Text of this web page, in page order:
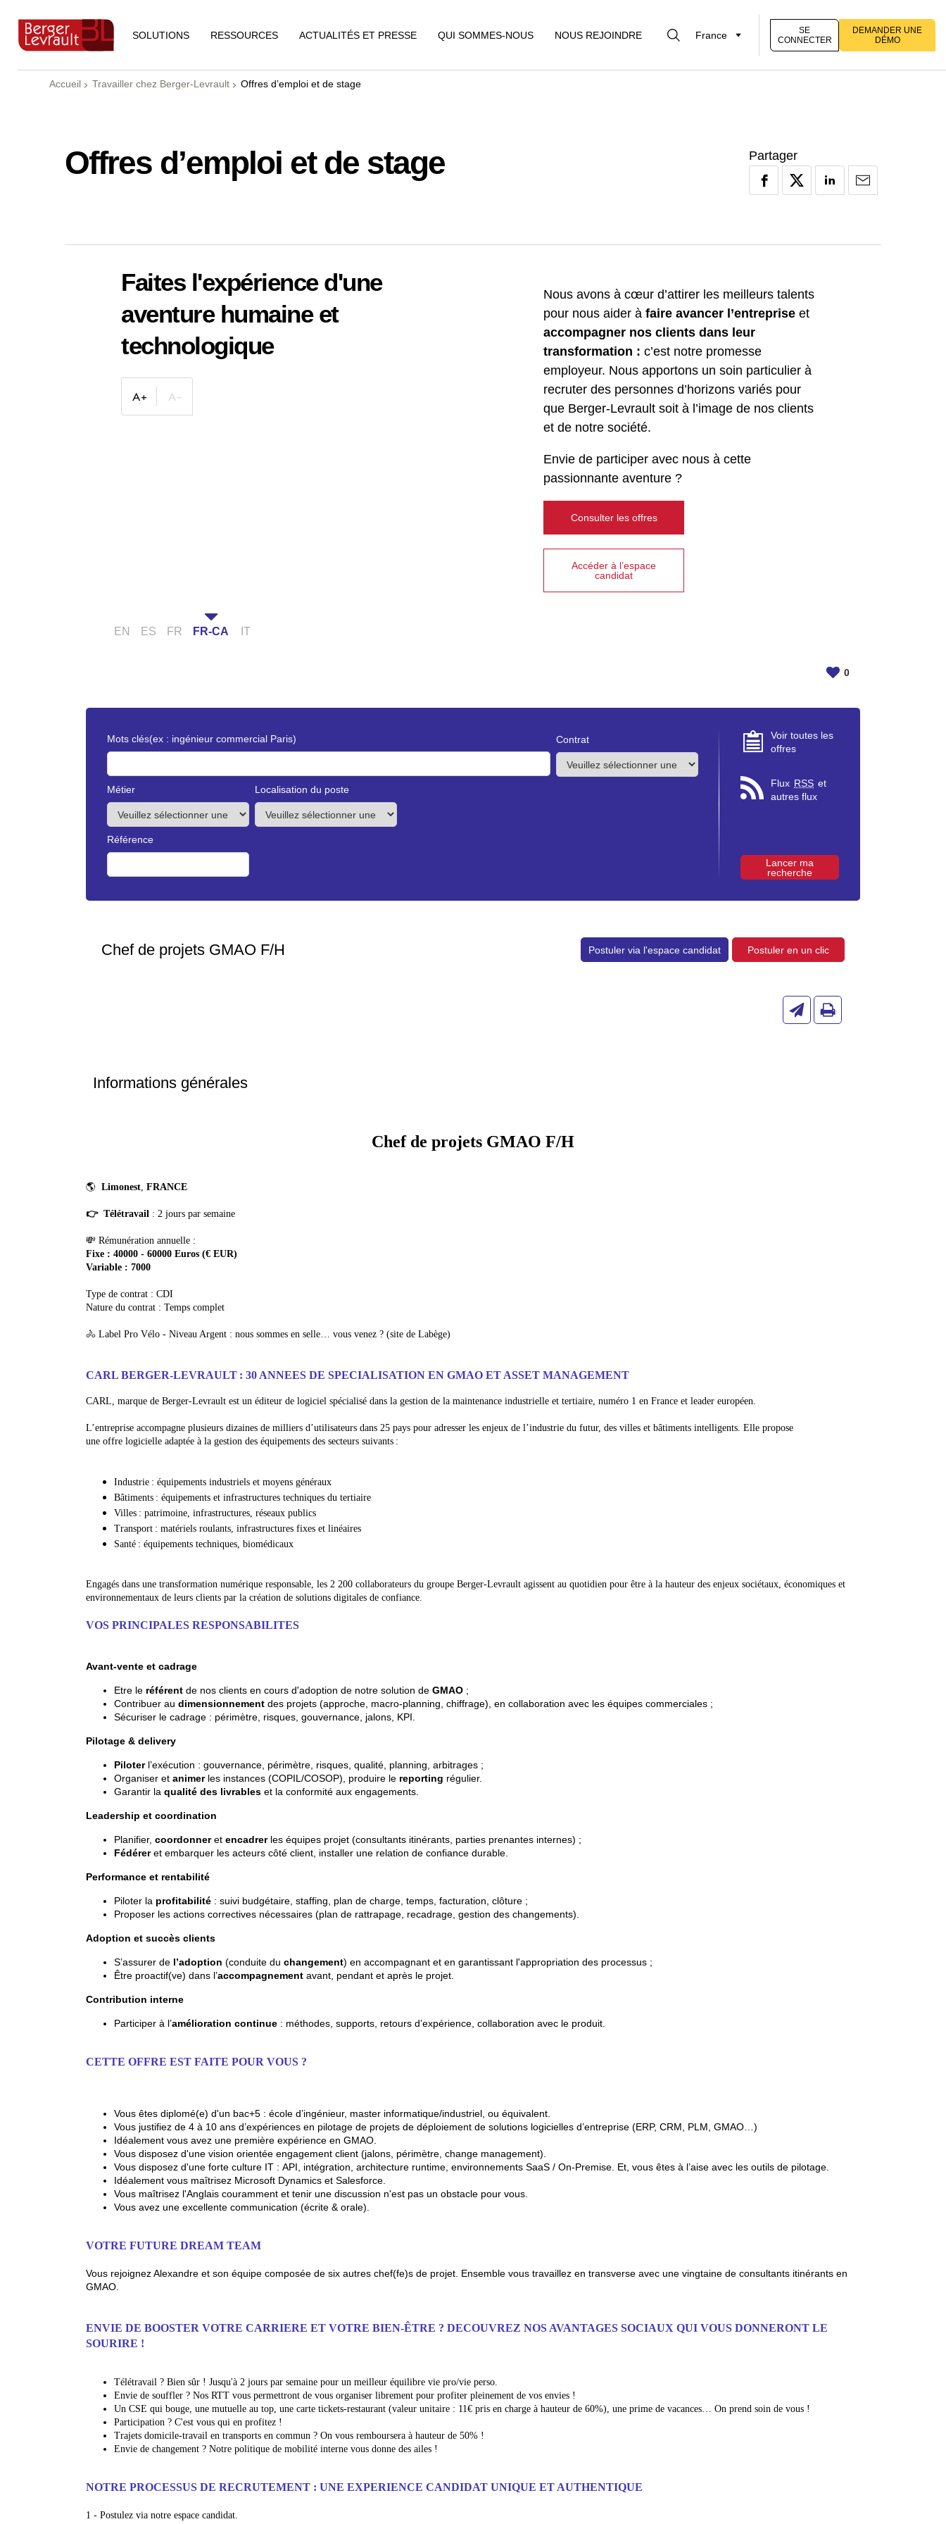
SOLUTIONS RESSOURCES ACTUALITÉS ET PRESSE QUI SOMMES-NOUS NOUS REJOINDRE France
SE
CONNECTER
DEMANDER UNE
DÉMO
Accueil Travailler chez Berger-Levrault Offres d’emploi et de stage
Offres d’emploi et de stage Partager
Faites l'expérience d'une
aventure humaine et
technologique
Nous avons à cœur d’attirer les meilleurs talents
pour nous aider à faire avancer l’entreprise et
accompagner nos clients dans leur
transformation : c’est notre promesse
employeur. Nous apportons un soin particulier à
recruter des personnes d’horizons variés pour
que Berger-Levrault soit à l’image de nos clients
et de notre société.
Envie de participer avec nous à cette
passionnante aventure ?
Consulter les offres
Accéder à l’espace
candidat